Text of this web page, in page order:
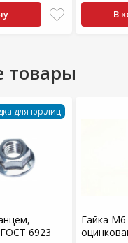
В
товары
для юр.лиц
6923
Гайка